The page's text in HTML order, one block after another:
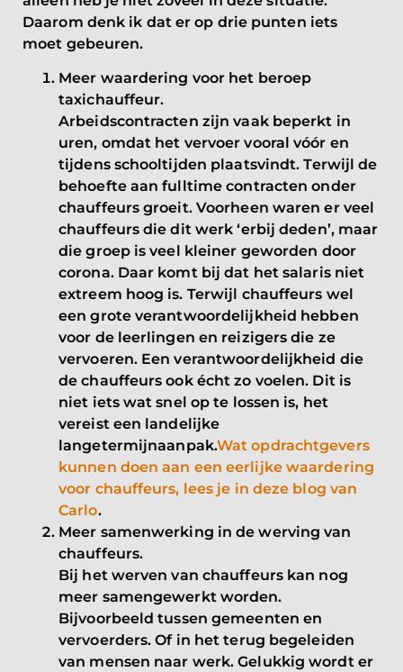
Daarom denk ik dat er op drie punten iets
moet gebeuren.
Meer waardering voor het beroep
taxichauffeur.
Arbeidscontracten zijn vaak beperkt in
uren, omdat het vervoer vooral vóór en
tijdens schooltijden plaatsvindt. Terwijl de
behoefte aan fulltime contracten onder
chauffeurs groeit. Voorheen waren er veel
chauffeurs die dit werk ‘erbij deden’, maar
die groep is veel kleiner geworden door
corona. Daar komt bij dat het salaris niet
extreem hoog is. Terwijl chauffeurs wel
een grote verantwoordelijkheid hebben
voor de leerlingen en reizigers die ze
vervoeren. Een verantwoordelijkheid die
de chauffeurs ook écht zo voelen. Dit is
niet iets wat snel op te lossen is, het
vereist een landelijke
langetermijnaanpak.Wat opdrachtgevers
kunnen doen aan een eerlijke waardering
voor chauffeurs, lees je in deze blog van
Carlo.
Meer samenwerking in de werving van
chauffeurs.
Bij het werven van chauffeurs kan nog
meer samengewerkt worden.
Bijvoorbeeld tussen gemeenten en
vervoerders. Of in het terug begeleiden
van mensen naar werk. Gelukkig wordt er